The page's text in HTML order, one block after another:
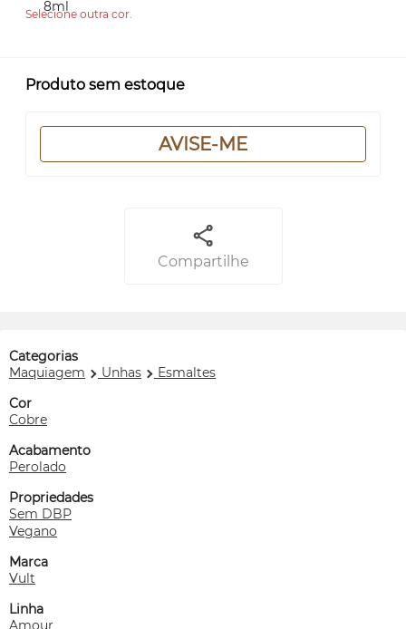
Selecione outra cor.
Produto sem estoque
AVISE-ME
Compartilhe
Categorias
Maquiagem
Unhas
Esmaltes
Cor
Cobre
Acabamento
Perolado
Propriedades
Sem DBP
Vegano
Marca
Vult
Linha
Amour